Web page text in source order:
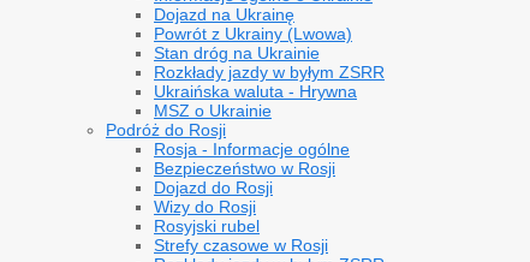
Dojazd na Ukrainę
Powrót z Ukrainy (Lwowa)
Stan dróg na Ukrainie
Rozkłady jazdy w byłym ZSRR
Ukraińska waluta - Hrywna
MSZ o Ukrainie
Podróż do Rosji
Rosja - Informacje ogólne
Bezpieczeństwo w Rosji
Dojazd do Rosji
Wizy do Rosji
Rosyjski rubel
Strefy czasowe w Rosji